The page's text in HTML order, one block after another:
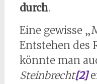
durch.
Eine gewisse
Entstehen des
könnte man
Steinbrecht[2]